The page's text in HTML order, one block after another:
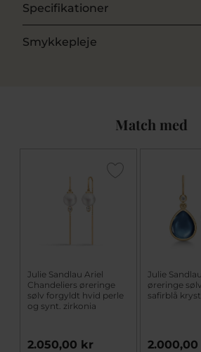
Specifikationer
Smykkepleje
Match med
Julie Sandlau Ariel
Chandeliers øreringe
sølv forgyldt hvid perle
og synt. zirkonia
2.050,00 kr
Julie
øreringe
safirblå